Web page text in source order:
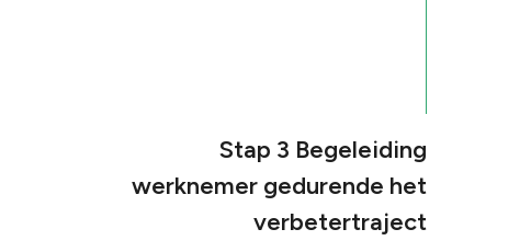
Stap 3 Begeleiding
werknemer gedurende het
verbetertraject